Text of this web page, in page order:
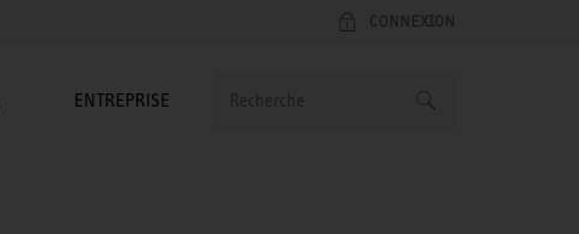
CONNEXION
ENTREPRISE